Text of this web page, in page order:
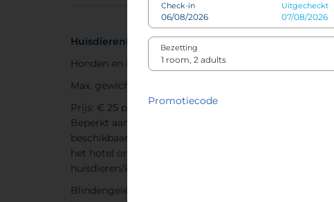
Huisdierenbeleid
Honden en katten toegestaan
Max. gewicht: 25 kg
Prijs: € 25 per nacht/per huisdier.
Beperkt aantal kamers
beschikbaar, neem contact op met
het hotel om te boeken (max. 2
huisdieren/kamer)
Blindengeleidehonden: Geen
Check-in Uitgecheckt
Bezetting
Promotiecode